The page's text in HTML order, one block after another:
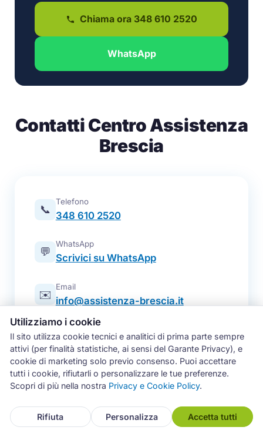
Chiama ora 348 610 2520
WhatsApp
Contatti Centro Assistenza
Brescia
📞
Telefono
348 610 2520
💬
WhatsApp
Scrivici su WhatsApp
✉️
Email
info@assistenza-brescia.it
📋
Modulo online
Prenota un intervento
📍
Zona operativa
Brescia e intera provincia — tutti i
Utilizziamo i cookie
Il sito utilizza cookie tecnici e analitici di prima parte sempre
attivi (per finalità statistiche, ai sensi del Garante Privacy), e
cookie di marketing solo previo consenso. Puoi accettare
tutti i cookie, rifiutarli o personalizzare le tue preferenze.
Scopri di più nella nostra Privacy e Cookie Policy.
Rifiuta Personalizza Accetta tutti